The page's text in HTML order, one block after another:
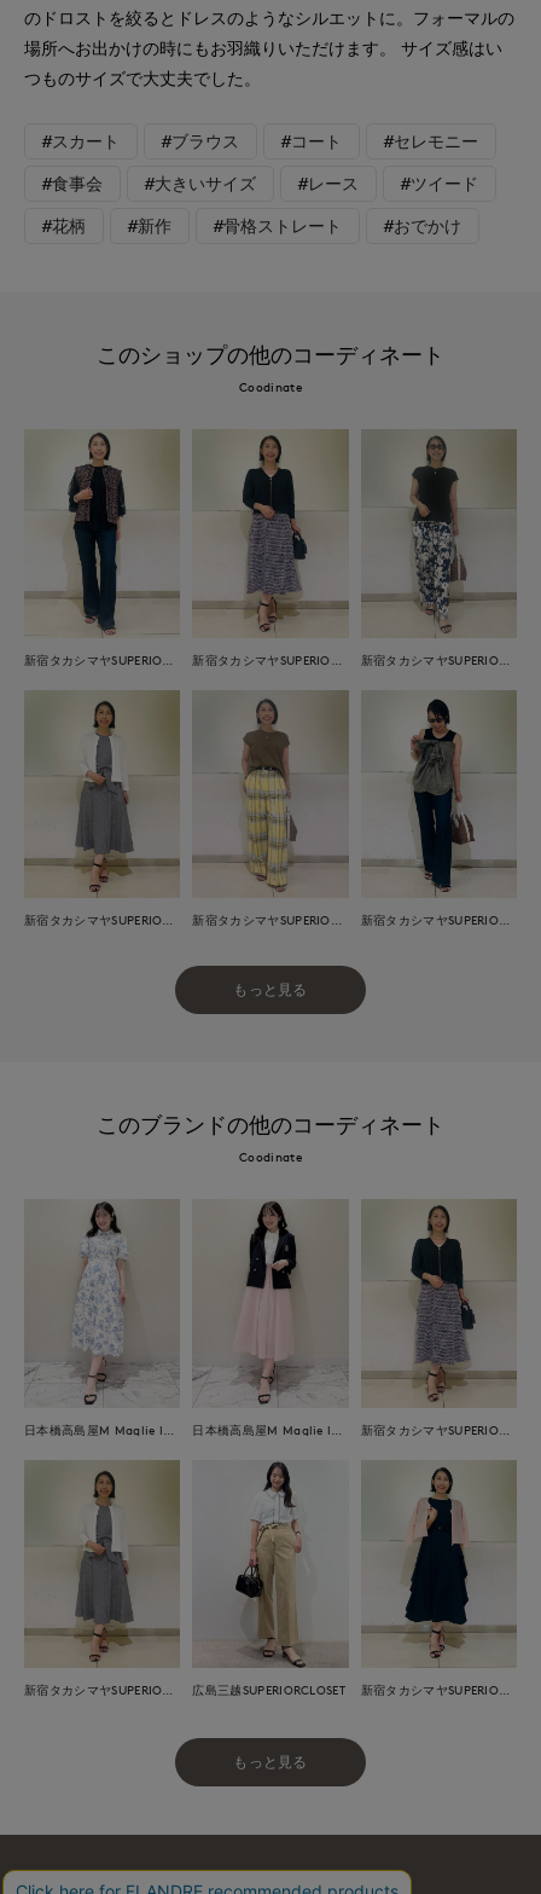
のドロストを絞るとドレスのようなシルエットに。フォーマルの
場所へお出かけの時にもお羽織りいただけます。 サイズ感はい
つものサイズで大丈夫でした。
#スカート #ブラウス #コート #セレモニー
#食事会 #大きいサイズ #レース #ツイード
#花柄 #新作 #骨格ストレート #おでかけ
このショップの他のコーディネート
Coodinate
もっと見る
このブランドの他のコーディネート
Coodinate
広島三越SUPERIORCLOSET
もっと見る